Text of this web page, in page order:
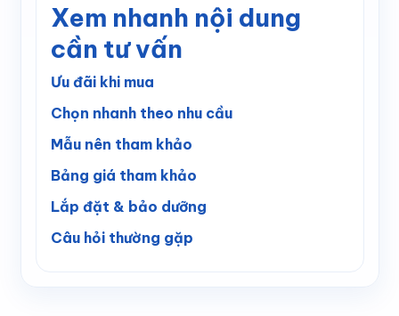
Xem nhanh nội dung
cần tư vấn
Ưu đãi khi mua
Chọn nhanh theo nhu cầu
Mẫu nên tham khảo
Bảng giá tham khảo
Lắp đặt & bảo dưỡng
Câu hỏi thường gặp